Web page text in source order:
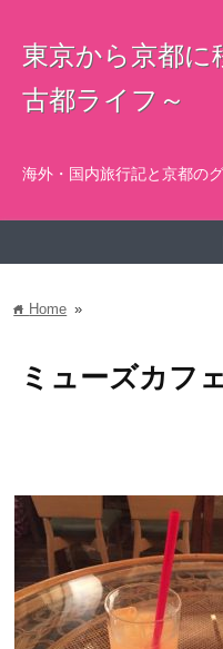
東京から京都
古都ライフ～
海外・国内旅行記と京都の
home Home »
ミューズカフ